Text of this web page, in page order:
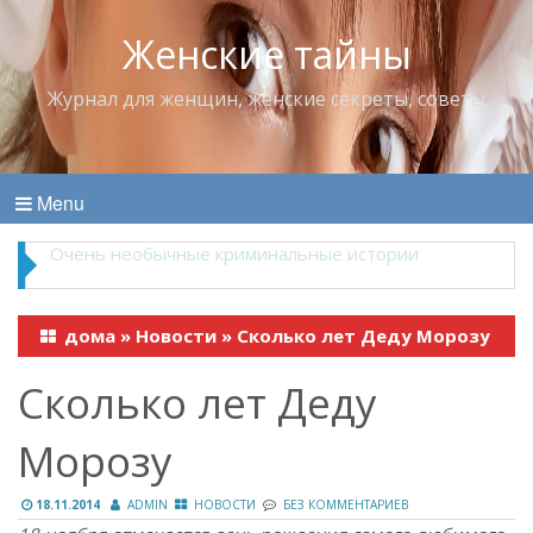
Женские тайны
Журнал для женщин, женские секреты, советы
Menu
Владимир Набоков — повелитель Лоллит
дома » Новости » Сколько лет Деду Морозу
Сколько лет Деду
Морозу
18.11.2014 ADMIN НОВОСТИ БЕЗ КОММЕНТАРИЕВ